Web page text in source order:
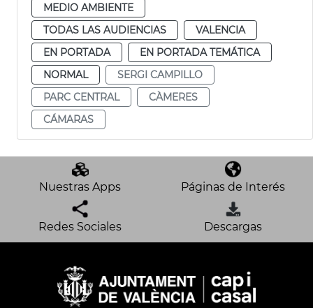
MEDIO AMBIENTE
TODAS LAS AUDIENCIAS
VALENCIA
EN PORTADA
EN PORTADA TEMÁTICA
NORMAL
SERGI CAMPILLO
PARC CENTRAL
CÀMERES
CÁMARAS
Nuestras Apps Páginas de Interés
Redes Sociales Descargas